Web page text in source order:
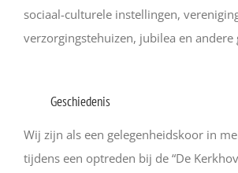
sociaal-culturele instellingen,
verzorgingstehuizen, jubilea en andere
Geschiedenis
Wij zijn als een gelegenheidskoor in
tijdens een optreden bij de “De